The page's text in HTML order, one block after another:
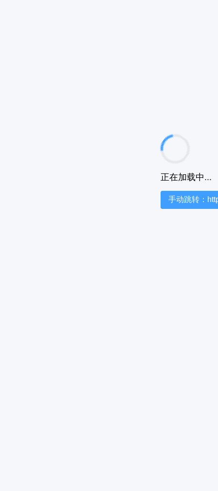
正在加载中...
手动跳转：